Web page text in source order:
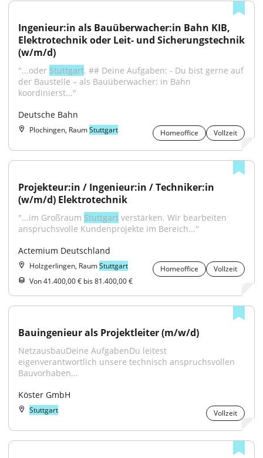
Ingenieur:in als Bauüberwacher:in Bahn KIB,
Elektrotechnik oder Leit- und Sicherungstechnik
(w/m/d)
"...oder Stuttgart. ## Deine Aufgaben: - Du bist gerne auf
der Baustelle – als Bauüberwacher: in Bahn
koordinierst..."
Deutsche Bahn
Plochingen, RaumStuttgart Homeoffice Vollzeit
Projekteur:in / Ingenieur:in / Techniker:in
(w/m/d) Elektrotechnik
"...im Großraum Stuttgart verstärken. Wir bearbeiten
anspruchsvolle Kundenprojekte im Bereich..."
Actemium Deutschland
Holzgerlingen, RaumStuttgart Homeoffice
Vollzeit
Von 41.400,00 € bis 81.400,00 €
Bauingenieur als Projektleiter (m/w/d)
NetzausbauDeine AufgabenDu leitest
eigenverantwortlich unsere technisch anspruchsvollen
Bauvorhaben...
Köster GmbH
Stuttgart Vollzeit